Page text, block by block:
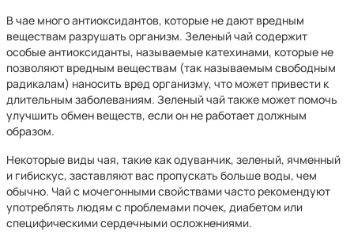
В чае много антиоксидантов, которые не дают вредным
веществам разрушать организм. Зеленый чай содержит
особые антиоксиданты, называемые катехинами, которые не
позволяют вредным веществам (так называемым свободным
радикалам) наносить вред организму, что может привести к
длительным заболеваниям. Зеленый чай также может помочь
улучшить обмен веществ, если он не работает должным
образом.
Некоторые виды чая, такие как одуванчик, зеленый, ячменный
и гибискус, заставляют вас пропускать больше воды, чем
обычно. Чай с мочегонными свойствами часто рекомендуют
употреблять людям с проблемами почек, диабетом или
специфическими сердечными осложнениями.